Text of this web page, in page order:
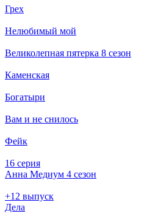
Грех
Нелюбимый мой
Великолепная пятерка 8 сезон
Каменская
Богатыри
Вам и не снилось
Фейк
16 серия
Анна Медиум 4 сезон
+12 выпуск
Дела